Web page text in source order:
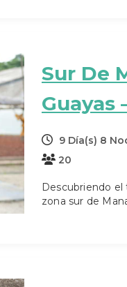
Sur De
Guayas
9 Día(s) 8
20
Descubriendo
zona sur de